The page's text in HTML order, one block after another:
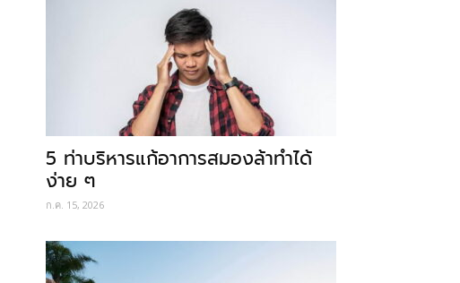
5 ท่าบริหารแก้อาการสมองล้าทำได้
ง่าย ๆ
ก.ค. 15, 2026